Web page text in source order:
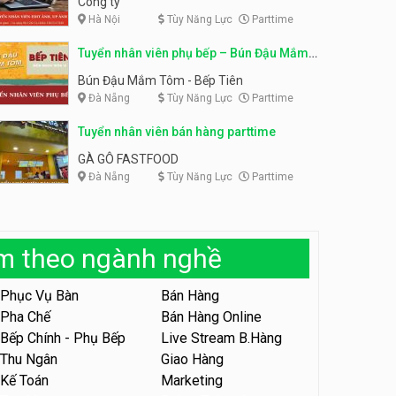
vụ, hỗ trợ ra đơn
Shop đồ ăn đêm Trang Béo
Tuyển nhân viên tiếp thực,
Nhà hàng Phủi Quán
Tuyển nhân viên phục vụ ca
Quán kem dừa
Tuyển nhân viên phụ bếp –
Tuyển nhân viên phụ quán ăn
– hỗ trợ ăn ở
Quán bánh đa cua
Tuyển nhân viên sale,
marketing
Công ty
Hà Nội Tùy Năng Lực Parttime
Tuyển nhân viên phụ bếp – Bún Đậu Mắm
Tôm – Bếp Tiên
Bún Đậu Mắm Tôm - Bếp Tiên
Đà Nẵng Tùy Năng Lực Parttime
Tuyển nhân viên bán hàng parttime
GÀ GÔ FASTFOOD
Đà Nẵng Tùy Năng Lực Parttime
theo ngành nghề
Phục Vụ Bàn
Bán Hàng
Pha Chế
Bán Hàng Online
Bếp Chính - Phụ Bếp
Live Stream B.Hàng
Thu Ngân
Giao Hàng
Kế Toán
Marketing